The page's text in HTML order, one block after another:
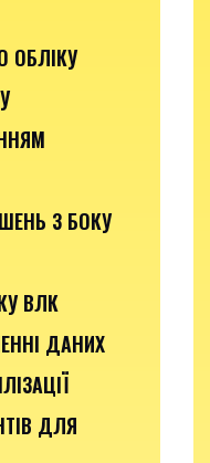
ОБЛІКУ
З БОКУ
ВЛК
ДАНИХ
ДЛЯ